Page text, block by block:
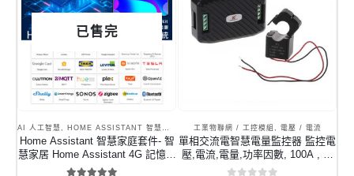
已售完
AI 人工智慧 , HOME ASSISTANT 智慧家居 其他類型開發板
Home Assistant 智慧家庭套件- 智
慧家居 Home Assistant 4G 記憶體
/ 64G-128G 儲存
工業物聯網 / 工控模組 , 電壓 / 電流
單相交流電智慧電量監控器 監控電
壓,電流,電量,功率因數, 100A , 開
合式 CT, RS485 ModBus